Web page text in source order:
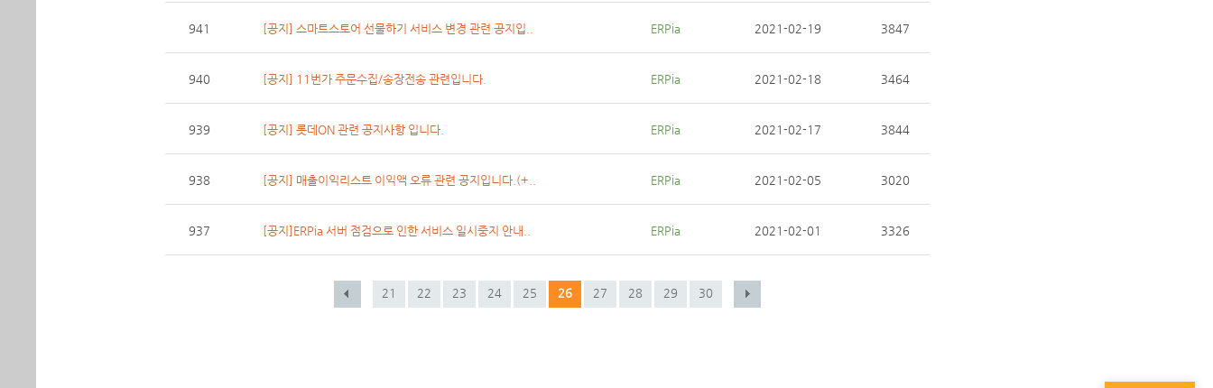
941 [공지] 스마트스토어 선물하기 서비스 변경 관련 공지입.. ERPia 2021-02-19 3847
940 [공지] 11번가 주문수집/송장전송 관련입니다. ERPia 2021-02-18 3464
939 [공지] 롯데ON 관련 공지사항 입니다. ERPia 2021-02-17 3844
938 [공지] 매출이익리스트 이익액 오류 관련 공지입니다.(+.. ERPia 2021-02-05 3020
937 [공지]ERPia 서버 점검으로 인한 서비스 일시중지 안내.. ERPia 2021-02-01 3326
21 22 23 24 25 26 27 28 29 30